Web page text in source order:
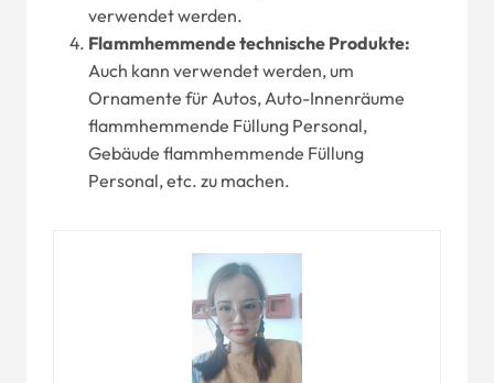
verwendet werden.
Flammhemmende technische Produkte:
Auch kann verwendet werden, um
Ornamente für Autos, Auto-Innenräume
flammhemmende Füllung Personal,
Gebäude flammhemmende Füllung
Personal, etc. zu machen.